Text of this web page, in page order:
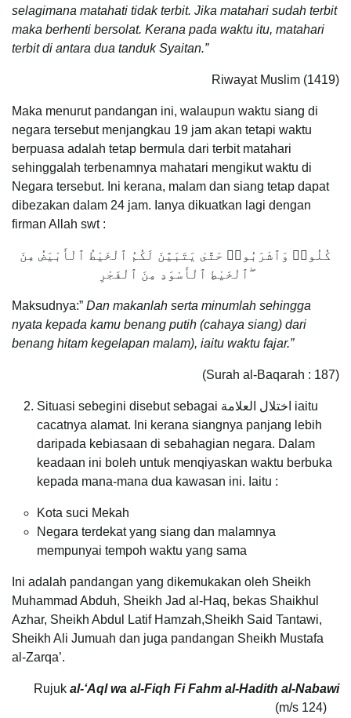
selagimana matahati tidak terbit. Jika matahari sudah terbit
maka berhenti bersolat. Kerana pada waktu itu, matahari
terbit di antara dua tanduk Syaitan.”
Riwayat Muslim (1419)
Maka menurut pandangan ini, walaupun waktu siang di
negara tersebut menjangkau 19 jam akan tetapi waktu
berpuasa adalah tetap bermula dari terbit matahari
sehinggalah terbenamnya mahatari mengikut waktu di
Negara tersebut. Ini kerana, malam dan siang tetap dapat
dibezakan dalam 24 jam. Ianya dikuatkan lagi dengan
firman Allah swt :
كُلُوا۟ وَٱشْرَبُوا۟ حَتَّىٰ يَتَبَيَّنَ لَكُمُ ٱلْخَيْطُ ٱلْأَبْيَضُ مِنَ
ٱلْخَيْطِ ٱلْأَسْوَدِ مِنَ ٱلْفَجْرِ ۖ
Maksudnya:” Dan makanlah serta minumlah sehingga
nyata kepada kamu benang putih (cahaya siang) dari
benang hitam kegelapan malam), iaitu waktu fajar.”
(Surah al-Baqarah : 187)
Situasi sebegini disebut sebagai اختلال العلامة iaitu
cacatnya alamat. Ini kerana siangnya panjang lebih
daripada kebiasaan di sebahagian negara. Dalam
keadaan ini boleh untuk menqiyaskan waktu berbuka
kepada mana-mana dua kawasan ini. Iaitu :
Kota suci Mekah
Negara terdekat yang siang dan malamnya
mempunyai tempoh waktu yang sama
Ini adalah pandangan yang dikemukakan oleh Sheikh
Muhammad Abduh, Sheikh Jad al-Haq, bekas Shaikhul
Azhar, Sheikh Abdul Latif Hamzah,Sheikh Said Tantawi,
Sheikh Ali Jumuah dan juga pandangan Sheikh Mustafa
al-Zarqa’.
Rujuk al-‘Aql wa al-Fiqh Fi Fahm al-Hadith al-Nabawi
(m/s 124)